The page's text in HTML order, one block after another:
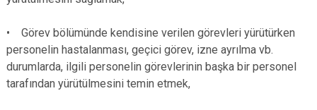
• Görev bölümünde kendisine verilen görevleri yürütürken
personelin hastalanması, geçici görev, izne ayrılma vb.
durumlarda, ilgili personelin görevlerinin başka bir personel
tarafından yürütülmesini temin etmek,